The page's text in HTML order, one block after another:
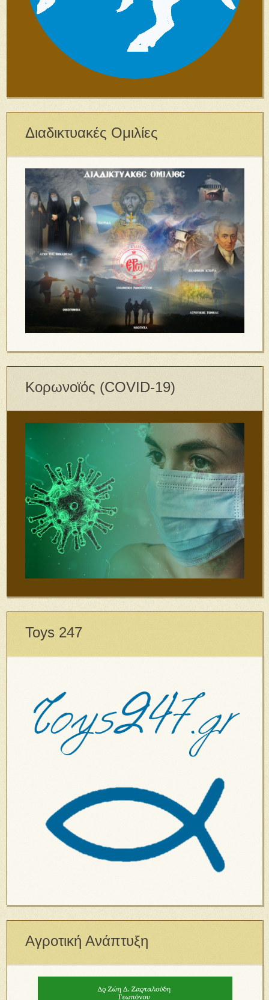
Διαδικτυακές Ομιλίες
Κορωνοϊός (COVID-19)
Toys 247
Αγροτική Ανάπτυξη